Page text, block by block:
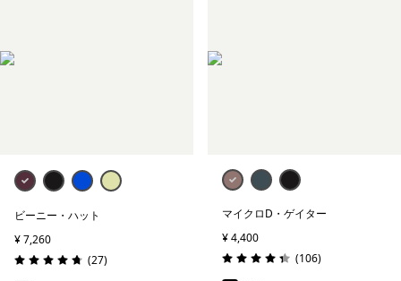
ビーニー・ハット
¥ 7,260
評価: 4.7 / 5
(27レビュー
)
マイクロD・ゲイター
¥ 4,400
評価: 4.4 / 5
(106レビュー
)